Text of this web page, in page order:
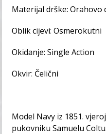
Materijal drške: Orahovo
Oblik cijevi: Osmerokutni
Okidanje: Single Action
Okvir: Čelični
Model Navy iz 1851.
pukovniku Samuelu Coltu.